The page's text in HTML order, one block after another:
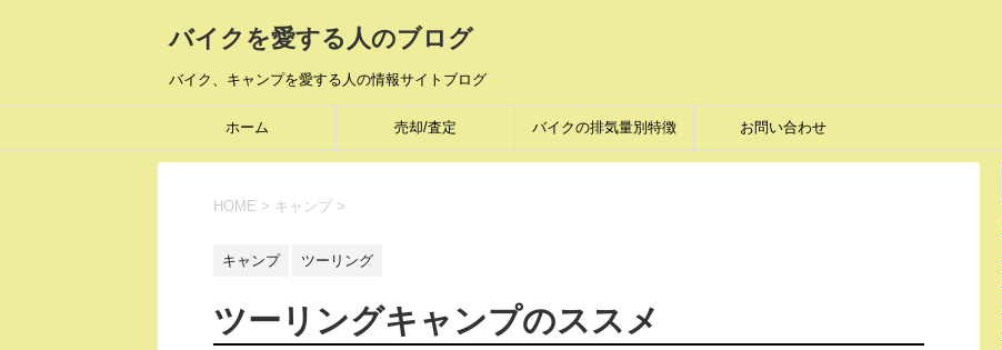
バイクを愛する人のブログ
バイク、キャンプを愛する人の情報サイトブログ
ホーム 売却/査定 バイクの排気量別特徴 お問い合わせ
HOME > キャンプ >
キャンプ ツーリング
ツーリングキャンプのススメ